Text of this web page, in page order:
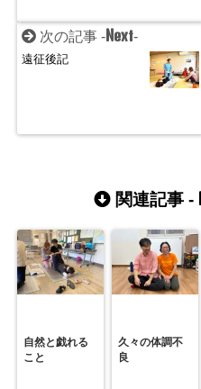
次の記事 -Next-
遠征後記
関連記事 -
自然と戯れる
こと
久々の体調不
良